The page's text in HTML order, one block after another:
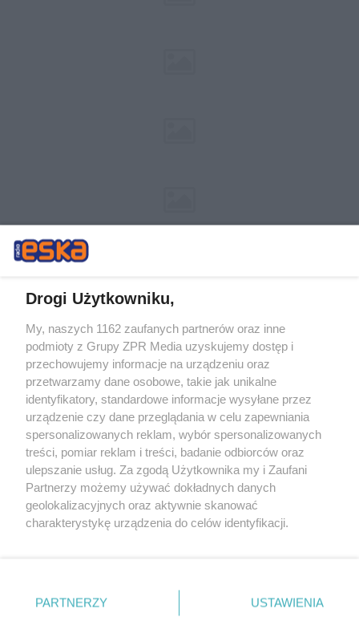
Żaden utwór zamieszczony w serwisie nie może być powielany i
rozpowszechniany lub dalej rozpowszechniany w jakikolwiek sposób (w
tym także elektroniczny lub mechaniczny) na jakimkolwiek polu
eksploatacji w jakiejkolwiek formie, włącznie z umieszczaniem w
Internecie bez pisemnej zgody właściciela praw. Jakiekolwiek użycie lub
wykorzystanie utworów w całości lub w części z naruszeniem prawa,
tzn. bez właściwej zgody, jest zabronione pod groźbą kary i może być
ścigane prawnie.
Drogi Użytkowniku,
My, naszych 1162 zaufanych partnerów oraz inne
podmioty z Grupy ZPR Media uzyskujemy dostęp i
przechowujemy informacje na urządzeniu oraz
przetwarzamy dane osobowe, takie jak unikalne
identyfikatory, standardowe informacje wysyłane przez
urządzenie czy dane przeglądania w celu zapewniania
spersonalizowanych reklam, wybór spersonalizowanych
treści, pomiar reklam i treści, badanie odbiorców oraz
ulepszanie usług. Za zgodą Użytkownika my i Zaufani
Partnerzy możemy używać dokładnych danych
geolokalizacyjnych oraz aktywnie skanować
charakterystykę urządzenia do celów identyfikacji.
zmienić/wycofać klikając przycisk ustawień prywatności
znajdujący się w lewym dolnym rogu strony
PARTNERZY USTAWIENIA